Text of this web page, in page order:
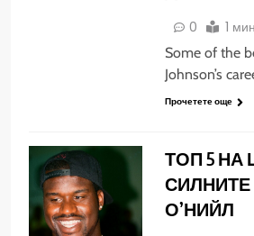
0 1 мин
Some of the
Johnson’s
Прочетете още
ТОП 5 НА
О’НИЙЛ